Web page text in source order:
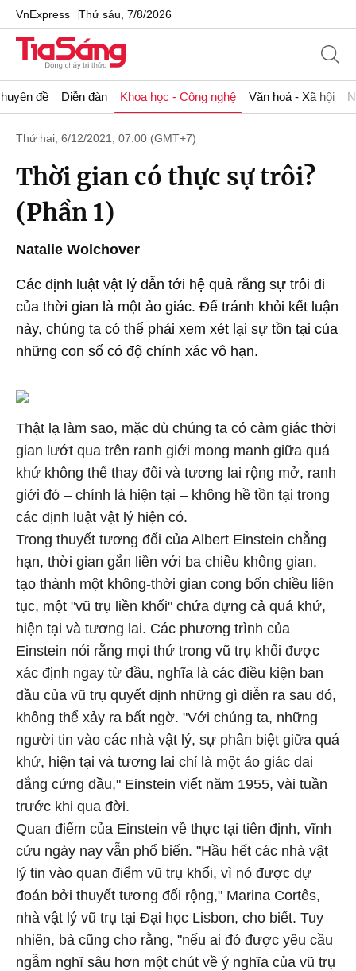
VnExpress Thứ sáu, 7/8/2026
đề Diễn đàn Khoa học - Công nghệ Văn hoá - Xã hội
Thứ hai, 6/12/2021, 07:00 (GMT+7)
Thời gian có thực sự trôi?
(Phần 1)
Natalie Wolchover
Các định luật vật lý dẫn tới hệ quả rằng sự trôi đi
của thời gian là một ảo giác. Để tránh khỏi kết luận
này, chúng ta có thể phải xem xét lại sự tồn tại của
những con số có độ chính xác vô hạn.
Thật lạ làm sao, mặc dù chúng ta có cảm giác thời
gian lướt qua trên ranh giới mong manh giữa quá
khứ không thể thay đổi và tương lai rộng mở, ranh
giới đó – chính là hiện tại – không hề tồn tại trong
các định luật vật lý hiện có.
Trong thuyết tương đối của Albert Einstein chẳng
hạn, thời gian gắn liền với ba chiều không gian,
tạo thành một không-thời gian cong bốn chiều liên
tục, một "vũ trụ liền khối" chứa đựng cả quá khứ,
hiện tại và tương lai. Các phương trình của
Einstein nói rằng mọi thứ trong vũ trụ khối được
xác định ngay từ đầu, nghĩa là các điều kiện ban
đầu của vũ trụ quyết định những gì diễn ra sau đó,
không thể xảy ra bất ngờ. "Với chúng ta, những
người tin vào các nhà vật lý, sự phân biệt giữa quá
khứ, hiện tại và tương lai chỉ là một ảo giác dai
dẳng cứng đầu," Einstein viết năm 1955, vài tuần
trước khi qua đời.
Quan điểm của Einstein về thực tại tiên định, vĩnh
cửu ngày nay vẫn phổ biến. "Hầu hết các nhà vật
lý tin vào quan điểm vũ trụ khối, vì nó được dự
đoán bởi thuyết tương đối rộng," Marina Cortês,
nhà vật lý vũ trụ tại Đại học Lisbon, cho biết. Tuy
nhiên, bà cũng cho rằng, "nếu ai đó được yêu cầu
ngẫm nghĩ sâu hơn một chút về ý nghĩa của vũ trụ